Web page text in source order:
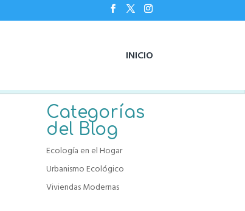
INICIO
Categorías
del Blog
Ecología en el Hogar
Urbanismo Ecológico
Viviendas Modernas